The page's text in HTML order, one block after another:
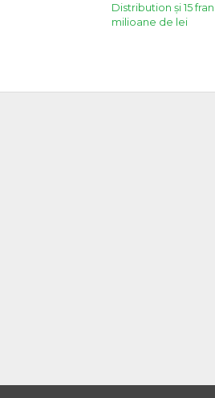
Distribution și 15
milioane de lei